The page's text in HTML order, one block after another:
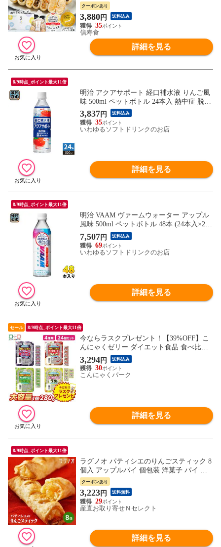
クーポンあり
3,880円 送料込み
35
信寿食
詳細を見る
8/9時点_ポイント最大11倍
明治 アクアサポート 経口補水液 りんご風
味 500ml ペットボトル 24本入 熱中症 脱水
症 水分補給
3,837 円 送料込み
35
いわゆるソフトドリンクのお店
詳細を見る
8/9時点_ポイント最大11倍
明治 VAAM ヴァームウォーター アップル
風味 500ml ペットボトル 48本 (24本入×2
まとめ買い) スポーツドリンク 熱中症対策
特定保健用食品
7,507 円 送料込み
69
いわゆるソフトドリンクのお店
詳細を見る
セール 8/9時点_ポイント最大11倍
今ならラスクプレゼント！【39%OFF】こ
んにゃくゼリー ダイエット食品 食べ比べ
セット 0カロリー 低糖質こんにゃくゼリー
ぶどう りんご シャインマスカット うめ ま
とめ買い BIG カロリーゼロ ゼリー ダイエ
3,294円 送料込み
30
こんにゃくパーク
詳細を見る
8/9時点_ポイント最大11倍
ラグノオ パティシエのりんごスティック 8
個入 アップルパイ 個包装 洋菓子 パイ 焼
き菓子 青森 お菓子 りんご スイーツ デザ
ート スティックパイ おやつ ご当地スイー
ツ お取り寄せスイーツ
クーポンあり
3,223円 送料無料
29
産直お取り寄せＮセレクト
詳細を見る